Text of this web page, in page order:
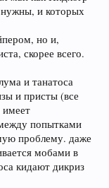
нужны, и которых
но и,
скорее всего.
и танатоса
и присты (все
имеет
попытками
проблему. даже
мобами в
кидают дикриз